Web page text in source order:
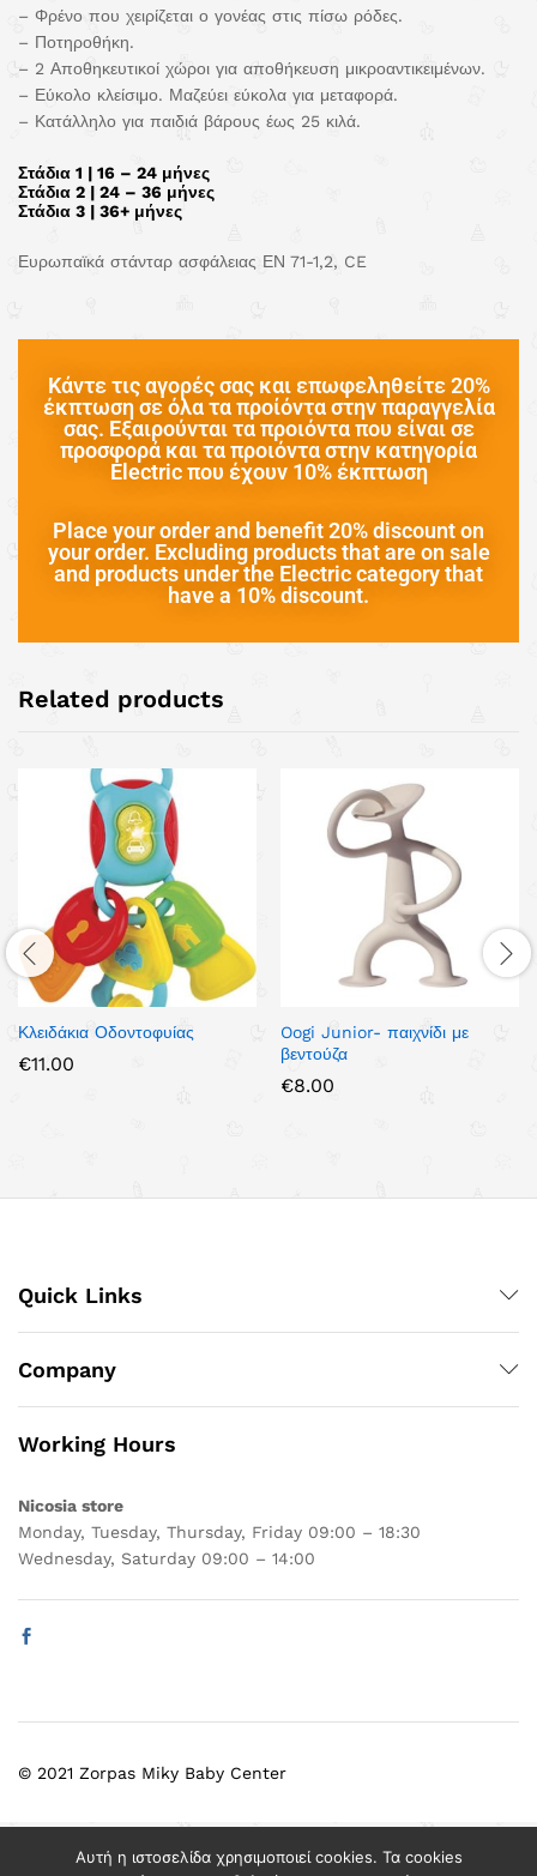
– Φρένο που χειρίζεται ο γονέας στις πίσω ρόδες.
– Ποτηροθήκη.
– 2 Αποθηκευτικοί χώροι για αποθήκευση μικροαντικειμένων.
– Εύκολο κλείσιμο. Μαζεύει εύκολα για μεταφορά.
– Κατάλληλο για παιδιά βάρους έως 25 κιλά.
Στάδια 1 | 16 – 24 μήνες
Στάδια 2 | 24 – 36 μήνες
Στάδια 3 | 36+ μήνες
Ευρωπαϊκά στάνταρ ασφάλειας ΕΝ 71-1,2, CE
Κάντε τις αγορές σας και επωφεληθείτε 20%
έκπτωση σε όλα τα προίόντα στην παραγγελία
σας. Εξαιρούνται τα προιόντα που είναι σε
προσφορά και τα προιόντα στην κατηγορία
Electric που έχουν 10% έκπτωση
Place your order and benefit 20% discount on
your order. Excluding products that are on sale
and products under the Electric category that
have a 10% discount.
Related products
Κλειδάκια Οδοντοφυίας
€11.00
Oogi Junior- παιχνίδι με
βεντούζα
€8.00
Quick Links
Company
Working Hours
Nicosia store
Monday, Tuesday, Thursday, Friday 09:00 – 18:30
Wednesday, Saturday 09:00 – 14:00
© 2021 Zorpas Miky Baby Center
to compareΑυτή η ιστοσελίδα χρησιμοποιεί cookies. Τα cookies